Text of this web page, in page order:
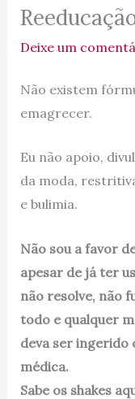
Deixe um
Não existem
emagrecer.
Eu não apoio,
da moda,
e bulimia.
Não sou a favor
apesar de já ter
não resolve, não
todo e qualquer
deva ser ingerido
médica.
Sabe os shakes